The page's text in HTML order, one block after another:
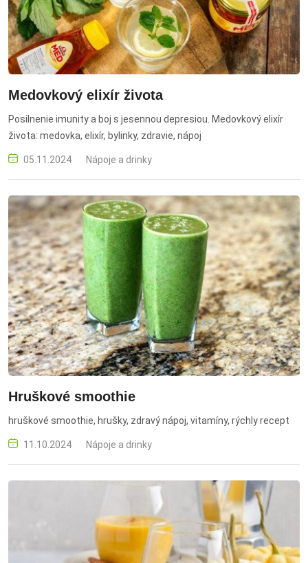
Medovkový elixír života
Posilnenie imunity a boj s jesennou depresiou. Medovkový elixír
života: medovka, elixír, bylinky, zdravie, nápoj
05.11.2024 Nápoje a drinky
Hruškové smoothie
hruškové smoothie, hrušky, zdravý nápoj, vitamíny, rýchly recept
11.10.2024 Nápoje a drinky